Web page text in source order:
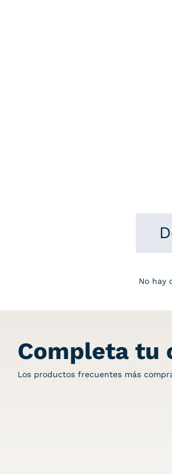
No hay
Completa tu
Los productos frecuentes más